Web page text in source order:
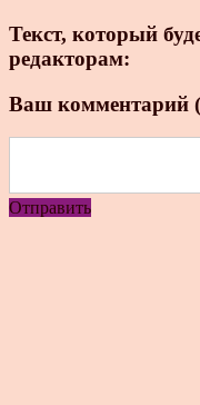
Текст, который
редакторам:
Ваш комментарий
Отправить